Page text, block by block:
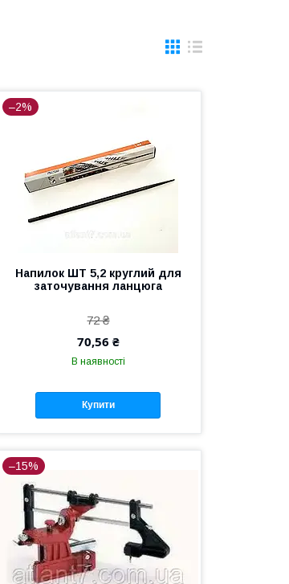
–2%
Напилок ШТ 5,2 круглий для
заточування ланцюга
72 ₴
70,56 ₴
В наявності
Купити
–15%